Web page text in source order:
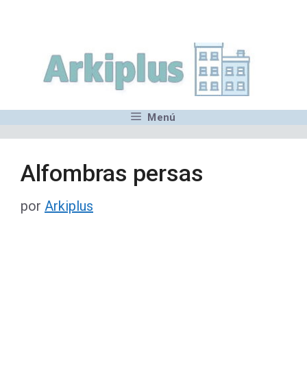
contenido
Menú
Alfombras persas
por Arkiplus